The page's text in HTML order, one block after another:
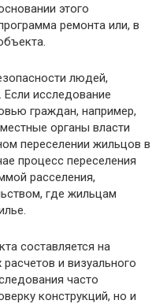
этого
ремонта или, в
людей,
исследование
граждан, например,
органы власти
переселении жильцов в
процесс переселения
расселения,
где жильцам
составляется на
и визуального
часто
конструкций, но и